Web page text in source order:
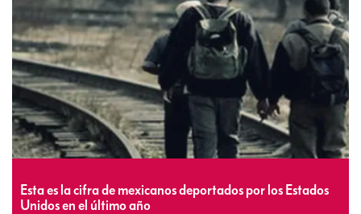
Esta es la cifra de mexicanos deportados por los Estados
Unidos en el último año